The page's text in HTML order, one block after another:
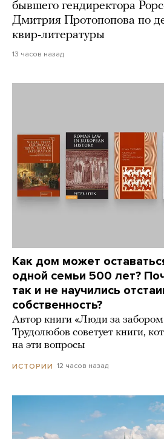
бывшего гендиректора
Дмитрия Протопопова по
квир-литературы
13 часов назад
Как дом может
одной семьи 500 лет?
так и не научились
собственность?
Автор книги «Люди за
Трудолюбов советует книги,
на эти вопросы
ИСТОРИИ 12 часов назад